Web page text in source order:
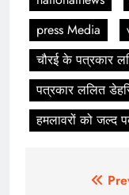
press Media
चौरई के पत्रकार
पत्रकार ललित
हमलावरों को जल्द